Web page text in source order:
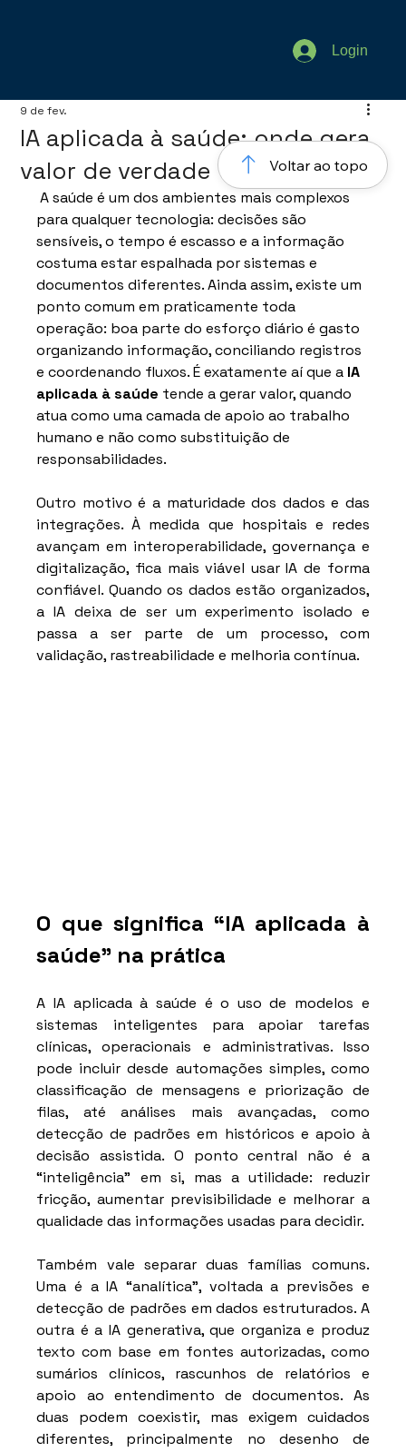
Login
IA aplicada à saúde: onde gera
valor de verdade
9 de fev.
A saúde é um dos ambientes mais complexos
para qualquer tecnologia: decisões são
sensíveis, o tempo é escasso e a informação
costuma estar espalhada por sistemas e
documentos diferentes. Ainda assim, existe um
ponto comum em praticamente toda
operação: boa parte do esforço diário é gasto
organizando informação, conciliando registros
e coordenando fluxos. É exatamente aí que a IA
aplicada à saúde tende a gerar valor, quando
atua como uma camada de apoio ao trabalho
humano e não como substituição de
responsabilidades.
Outro motivo é a maturidade dos dados e das
integrações. À medida que hospitais e redes
avançam em interoperabilidade, governança e
digitalização, fica mais viável usar IA de forma
confiável. Quando os dados estão organizados,
a IA deixa de ser um experimento isolado e
passa a ser parte de um processo, com
validação, rastreabilidade e melhoria contínua.
O que significa “IA aplicada à
saúde” na prática
A IA aplicada à saúde é o uso de modelos e
sistemas inteligentes para apoiar tarefas
clínicas, operacionais e administrativas. Isso
pode incluir desde automações simples, como
classificação de mensagens e priorização de
filas, até análises mais avançadas, como
detecção de padrões em históricos e apoio à
decisão assistida. O ponto central não é a
“inteligência” em si, mas a utilidade: reduzir
fricção, aumentar previsibilidade e melhorar a
qualidade das informações usadas para decidir.
Também vale separar duas famílias comuns.
Uma é a IA “analítica”, voltada a previsões e
detecção de padrões em dados estruturados. A
outra é a IA generativa, que organiza e produz
texto com base em fontes autorizadas, como
sumários clínicos, rascunhos de relatórios e
apoio ao entendimento de documentos. As
duas podem coexistir, mas exigem cuidados
diferentes, principalmente no desenho de
Voltar ao topo